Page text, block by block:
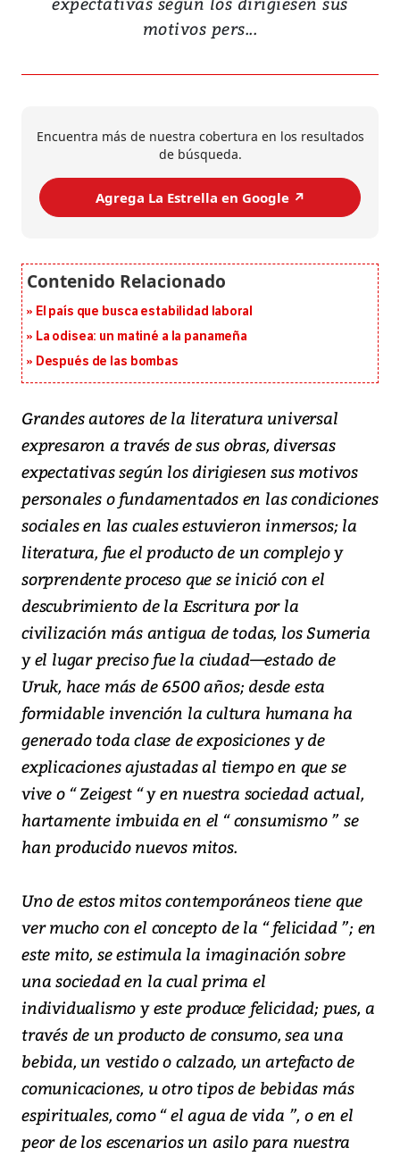
motivos pers...
Encuentra más de nuestra cobertura en los resultados
de búsqueda.
Agrega La Estrella en Google ↗️
El país que busca estabilidad laboral
La odisea: un matiné a la panameña
Después de las bombas
Grandes autores de la literatura universal
expresaron a través de sus obras, diversas
expectativas según los dirigiesen sus motivos
personales o fundamentados en las condiciones
sociales en las cuales estuvieron inmersos; la
literatura, fue el producto de un complejo y
sorprendente proceso que se inició con el
descubrimiento de la Escritura por la
civilización más antigua de todas, los Sumeria
y el lugar preciso fue la ciudad—estado de
Uruk, hace más de 6500 años; desde esta
formidable invención la cultura humana ha
generado toda clase de exposiciones y de
explicaciones ajustadas al tiempo en que se
vive o “ Zeigest “ y en nuestra sociedad actual,
hartamente imbuida en el “ consumismo ” se
han producido nuevos mitos.
Uno de estos mitos contemporáneos tiene que
ver mucho con el concepto de la “ felicidad ”; en
este mito, se estimula la imaginación sobre
una sociedad en la cual prima el
individualismo y este produce felicidad; pues, a
través de un producto de consumo, sea una
bebida, un vestido o calzado, un artefacto de
comunicaciones, u otro tipos de bebidas más
espirituales, como “ el agua de vida ”, o en el
peor de los escenarios un asilo para nuestra